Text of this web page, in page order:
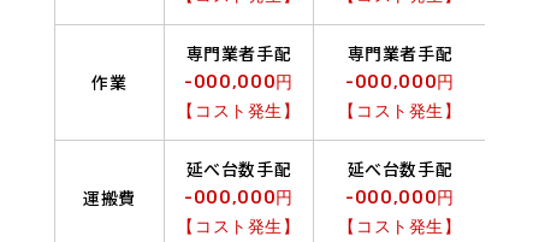
作業
専門業者手配
-000,000円
【コスト発生】
専門業者手配
-000,000円
【コスト発生】
運搬費
延べ台数手配
-000,000円
【コスト発生】
延べ台数手配
-000,000円
【コスト発生】